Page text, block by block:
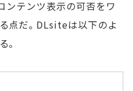
ンテンツ表示の可否をワ
点だ。DLsiteは以下のよ
。